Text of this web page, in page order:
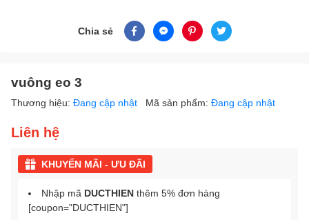
Chia sẻ
vuông eo 3
Thương hiệu: Đang cập nhật Mã sản phẩm: Đang cập nhật
Liên hệ
KHUYẾN MÃI - ƯU ĐÃI
Nhập mã DUCTHIEN thêm 5% đơn hàng
[coupon="DUCTHIEN"]